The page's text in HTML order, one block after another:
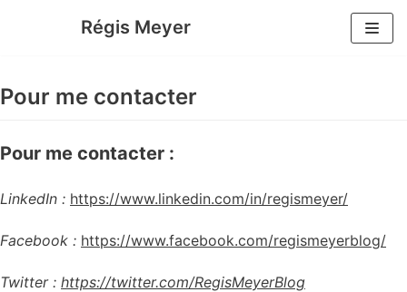
Régis Meyer
Pour me contacter
Pour me contacter :
LinkedIn : https://www.linkedin.com/in/regismeyer/
Facebook : https://www.facebook.com/regismeyerblog/
Twitter : https://twitter.com/RegisMeyerBlog